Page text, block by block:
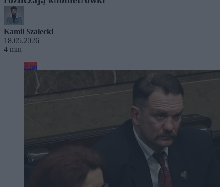
Kamil Szałecki
18.05.2026
4 min
Kraj